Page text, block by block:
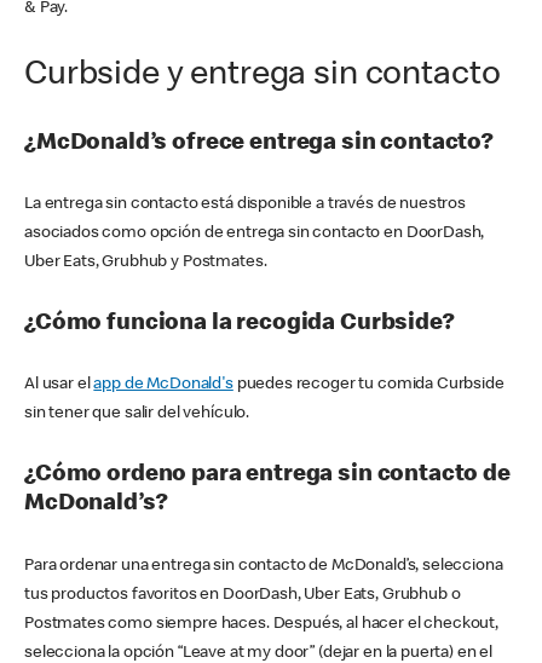
& Pay.
Curbside y entrega sin contacto
¿McDonald’s ofrece entrega sin contacto?
La entrega sin contacto está disponible a través de nuestros
asociados como opción de entrega sin contacto en DoorDash,
Uber Eats, Grubhub y Postmates.
¿Cómo funciona la recogida Curbside?
Al usar elapp de McDonald'spuedes recoger tu comida Curbside
sin tener que salir del vehículo.
¿Cómo ordeno para entrega sin contacto de
McDonald’s?
Para ordenar una entrega sin contacto de McDonald’s, selecciona
tus productos favoritos en DoorDash, Uber Eats, Grubhub o
Postmates como siempre haces. Después, al hacer el checkout,
selecciona la opción “Leave at my door” (dejar en la puerta) en el